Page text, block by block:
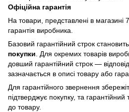
Офіційна гарантія
На товари, представлені в магазині
гарантія виробника.
Базовий гарантійний строк становить
покупки. Для окремих товарів
довший гарантійний строк —
зазначається в описі товару або
Для гарантійного звернення
підтверджує покупку, та
до товару.